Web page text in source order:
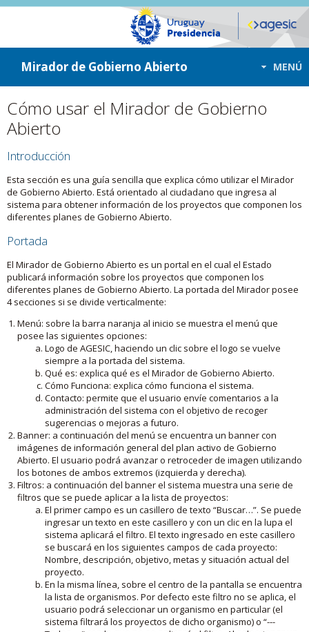
ir a contenido
ir al menú
Mirador de Gobierno Abierto MENÚ
Cómo usar el Mirador de Gobierno
Abierto
Introducción
Esta sección es una guía sencilla que explica cómo utilizar el Mirador
de Gobierno Abierto. Está orientado al ciudadano que ingresa al
sistema para obtener información de los proyectos que componen los
diferentes planes de Gobierno Abierto.
Portada
El Mirador de Gobierno Abierto es un portal en el cual el Estado
publicará información sobre los proyectos que componen los
diferentes planes de Gobierno Abierto. La portada del Mirador posee
4 secciones si se divide verticalmente:
Menú: sobre la barra naranja al inicio se muestra el menú que
posee las siguientes opciones:
Logo de AGESIC, haciendo un clic sobre el logo se vuelve
siempre a la portada del sistema.
Qué es: explica qué es el Mirador de Gobierno Abierto.
Cómo Funciona: explica cómo funciona el sistema.
Contacto: permite que el usuario envíe comentarios a la
administración del sistema con el objetivo de recoger
sugerencias o mejoras a futuro.
Banner: a continuación del menú se encuentra un banner con
imágenes de información general del plan activo de Gobierno
Abierto. El usuario podrá avanzar o retroceder de imagen utilizando
los botones de ambos extremos (izquierda y derecha).
Filtros: a continuación del banner el sistema muestra una serie de
filtros que se puede aplicar a la lista de proyectos:
El primer campo es un casillero de texto “Buscar…”. Se puede
ingresar un texto en este casillero y con un clic en la lupa el
sistema aplicará el filtro. El texto ingresado en este casillero
se buscará en los siguientes campos de cada proyecto:
Nombre, descripción, objetivo, metas y situación actual del
proyecto.
En la misma línea, sobre el centro de la pantalla se encuentra
la lista de organismos. Por defecto este filtro no se aplica, el
usuario podrá seleccionar un organismo en particular (el
sistema filtrará los proyectos de dicho organismo) o “---